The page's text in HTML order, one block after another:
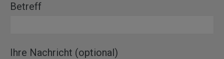
Betreff
Ihre Nachricht (optional)